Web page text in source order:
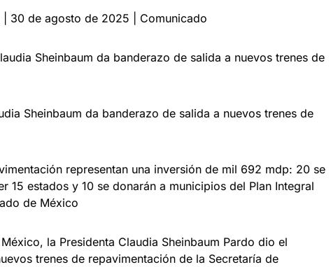
| 30 de agosto de 2025 | Comunicado
Sheinbaum da banderazo de salida a nuevos trenes de
representan una inversión de mil 692 mdp: 20 se
15 estados y 10 se donarán a municipios del Plan Integral
de México
la Presidenta Claudia Sheinbaum Pardo dio el
trenes de repavimentación de la Secretaría de